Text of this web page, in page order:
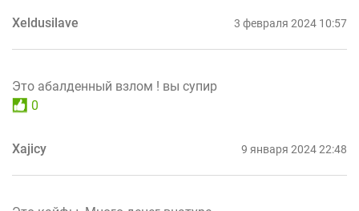
Xeldusilave 3 февраля 2024 10:57
Это абалденный взлом ! вы супир
0
Xajicy 9 января 2024 22:48